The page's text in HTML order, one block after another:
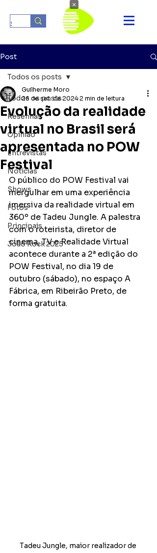
Post
Todos os posts
Resenhas
Opinião
Entrevistas
Notícias
Shows
Fotos
Principais
João Rock 2025
Todos os posts
Evolução da realidade
virtual no Brasil será
apresentada no POW
Festival
Guilherme Moro
26 de set. de 2024 2 min de leitura
O público do POW Festival vai
mergulhar em uma experiência
imersiva da realidade virtual em
360º de Tadeu Jungle. A palestra
com o roteirista, diretor de
cinema, TV e Realidade Virtual
acontece durante a 2ª edição do
POW Festival, no dia 19 de
outubro (sábado), no espaço A
Fábrica, em Ribeirão Preto, de
forma gratuita.
Tadeu Jungle, maior realizador de
×